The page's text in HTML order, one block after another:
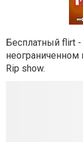
Бесплатный flirt
неограниченном
Rip show.